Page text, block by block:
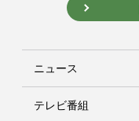
ニュース
テレビ番組